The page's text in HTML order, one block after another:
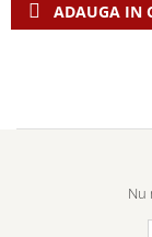
ADAUGA IN
Nu